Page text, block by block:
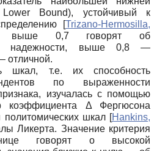
Bound), устойчивый к
[Trizano-Hermosilla,
выше 0,7 говорят об
надежности, выше 0,8 —
отличной.
шкал, т.е. их способность
по выраженности
изучалась с помощью
коэффициента Δ Фергюсона
политомических шкал [Hankins,
Ликерта. Значение критерия
говорят о высокой